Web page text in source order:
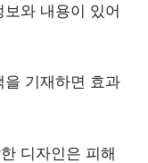
와 내용이 있어
을 기재하면 효과
디자인은 피해